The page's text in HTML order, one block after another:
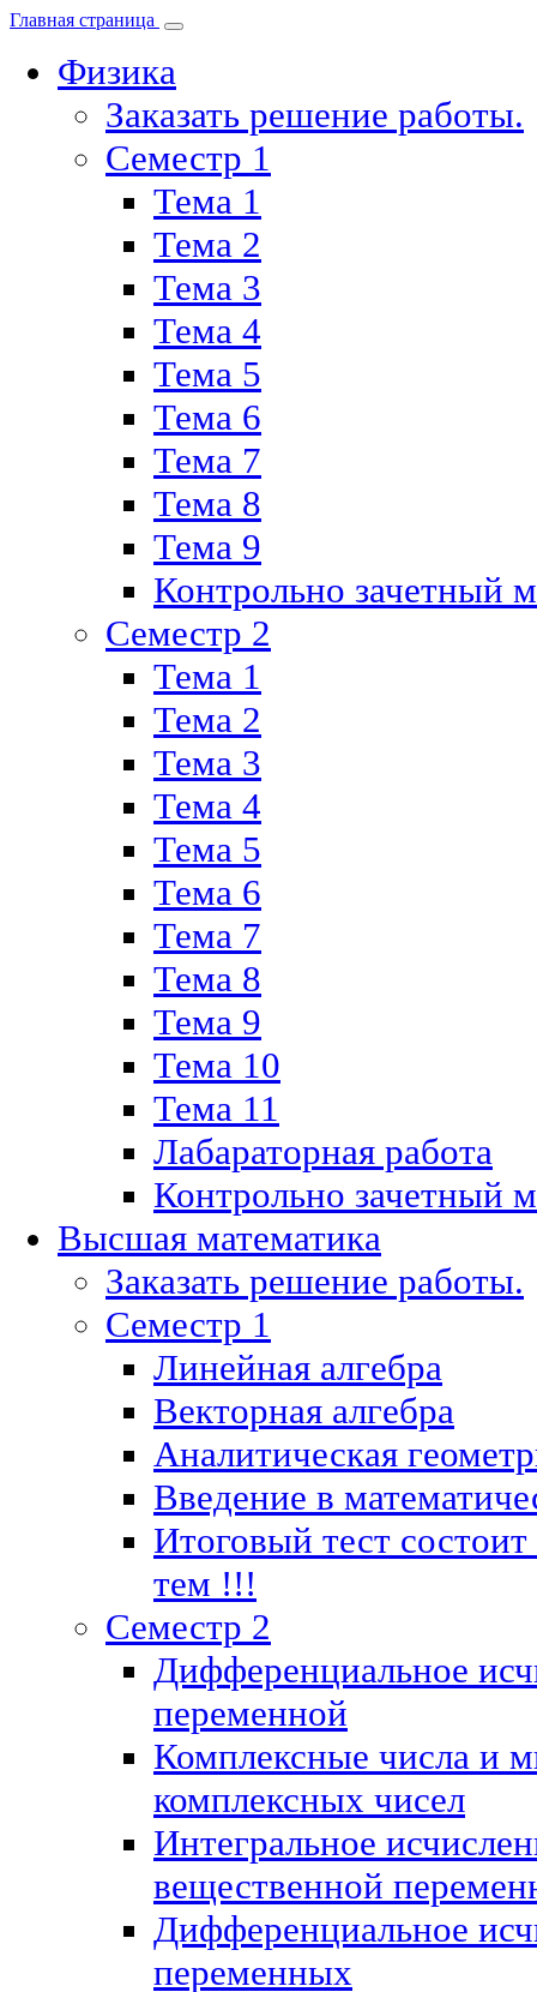
Главная страница
Физика
Заказать решение работы.
Семестр 1
Тема 1
Тема 2
Тема 3
Тема 4
Тема 5
Тема 6
Тема 7
Тема 8
Тема 9
Контрольно зачетный
Семестр 2
Тема 1
Тема 2
Тема 3
Тема 4
Тема 5
Тема 6
Тема 7
Тема 8
Тема 9
Тема 10
Тема 11
Лабараторная работа
Контрольно зачетный
Высшая математика
Заказать решение работы.
Семестр 1
Линейная алгебра
Векторная алгебра
Аналитическая
Введение в
Итоговый тест
тем !!!
Семестр 2
Дифференциальное
переменной
Комплексные числа и
комплексных чисел
Интегральное
вещественной
Дифференциальное
переменных